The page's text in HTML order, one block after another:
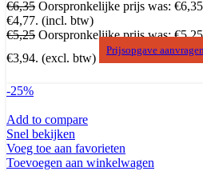
€6,35 Oorspronkelijke prijs was:
€4,77. (incl. btw)
€5,25 Oorspronkelijke prijs was:
€3,94. (excl. btw)
Prijsopgave aanvragen
-25%
Add to compare
Snel bekijken
Voeg toe aan favorieten
Toevoegen aan winkelwagen